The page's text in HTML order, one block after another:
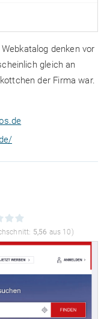
denken vor
gleich an
der Firma war.
5,56 aus 10)